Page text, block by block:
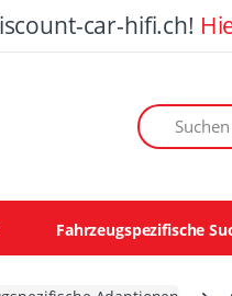
car-hifi.ch!
Suchen nach
Fahrzeugspezifische